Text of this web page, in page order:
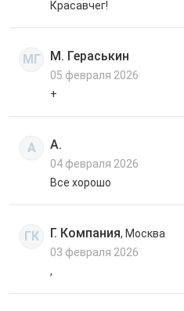
Красавчег!
МГ М. Гераськин
05 февраля 2026
+
А А.
04 февраля 2026
Все хорошо
ГК Г. Компания, Москва
03 февраля 2026
,